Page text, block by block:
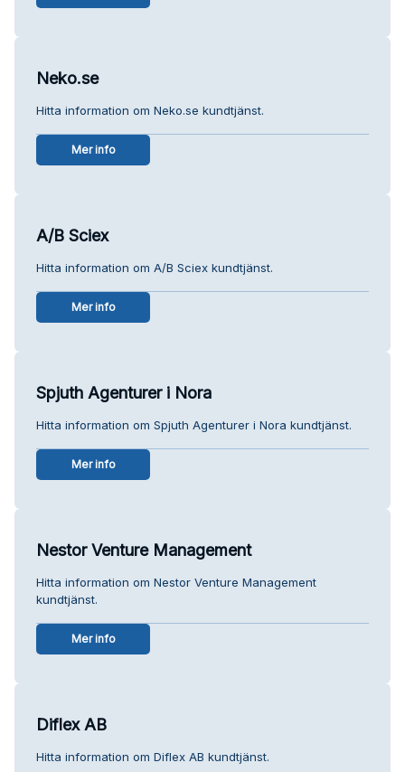
Neko.se
Hitta information om Neko.se kundtjänst.
Mer info
A/B Sciex
Hitta information om A/B Sciex kundtjänst.
Mer info
Spjuth Agenturer i Nora
Hitta information om Spjuth Agenturer i Nora kundtjänst.
Mer info
Nestor Venture Management
Hitta information om Nestor Venture Management
kundtjänst.
Mer info
Diflex AB
Hitta information om Diflex AB kundtjänst.